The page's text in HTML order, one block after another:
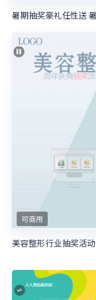
可商用
美容整形行业抽奖活动